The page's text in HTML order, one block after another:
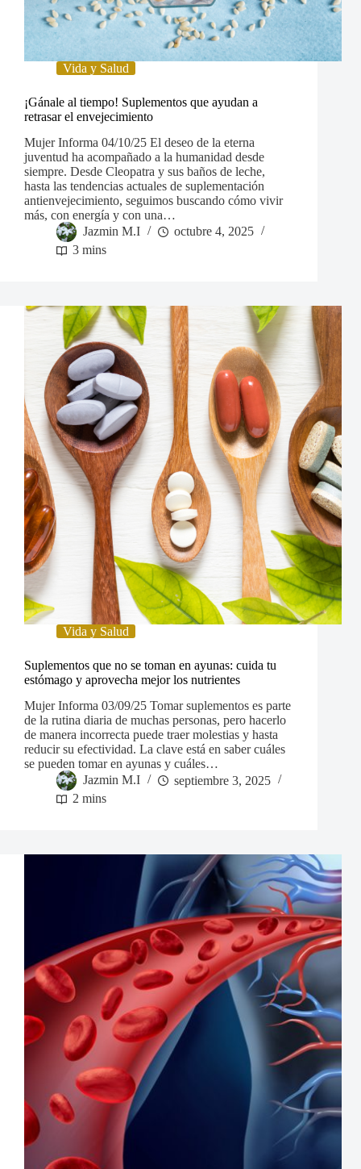
Vida y Salud
¡Gánale al tiempo! Suplementos que ayudan a
retrasar el envejecimiento
Mujer Informa 04/10/25 El deseo de la eterna
juventud ha acompañado a la humanidad desde
siempre. Desde Cleopatra y sus baños de leche,
hasta las tendencias actuales de suplementación
antienvejecimiento, seguimos buscando cómo vivir
más, con energía y con una…
Jazmin M.I
octubre 4, 2025
3 mins
Vida y Salud
Suplementos que no se toman en ayunas: cuida tu
estómago y aprovecha mejor los nutrientes
Mujer Informa 03/09/25 Tomar suplementos es parte
de la rutina diaria de muchas personas, pero hacerlo
de manera incorrecta puede traer molestias y hasta
reducir su efectividad. La clave está en saber cuáles
se pueden tomar en ayunas y cuáles…
Jazmin M.I
septiembre 3, 2025
2 mins